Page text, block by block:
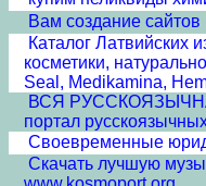
Вам создание сайтов
Каталог Латвийских
косметики,
Seal, Medikamina,
ВСЯ
портал
Своевременные
Скачать лучшую